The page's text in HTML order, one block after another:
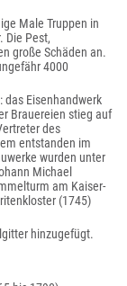
Male Truppen in
Die Pest,
große Schäden an.
4000
das Eisenhandwerk
Brauereien stieg auf
des
entstanden im
wurden unter
Michael
am Kaiser-
(1745)
hinzugefügt.